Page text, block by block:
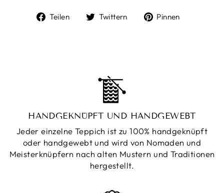
Teilen
Auf
Twittern
Auf
Pinnen
HANDGEKNÜPFT UND HANDGEWEBT
Jeder einzelne Teppich ist zu 100% handgeknüpft
oder handgewebt und wird von Nomaden und
Meisterknüpfern nach alten Mustern und Traditionen
hergestellt.